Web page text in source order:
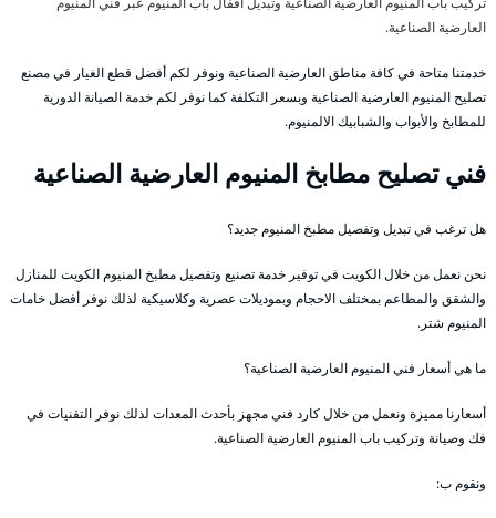
العارضية الصناعية.
خدمتنا متاحة في كافة مناطق العارضية الصناعية ونوفر لكم أفضل قطع الغيار في مصنع
تصليح المنيوم العارضية الصناعية وبسعر التكلفة كما نوفر لكم خدمة الصيانة الدورية
للمطابخ والأبواب والشبابيك الالمنيوم.
فني تصليح مطابخ المنيوم العارضية الصناعية
هل ترغب في تبديل وتفصيل مطبخ المنيوم جديد؟
نحن نعمل من خلال الكويت في توفير خدمة تصنيع وتفصيل مطبخ المنيوم الكويت للمنازل
والشقق والمطاعم بمختلف الاحجام وبموديلات عصرية وكلاسيكية لذلك نوفر أفضل خامات
المنيوم شتر.
ما هي أسعار فني المنيوم العارضية الصناعية؟
أسعارنا مميزة ونعمل من خلال كارد فني مجهز بأحدث المعدات لذلك نوفر التقنيات في
فك وصيانة وتركيب باب المنيوم العارضية الصناعية.
ونقوم ب: